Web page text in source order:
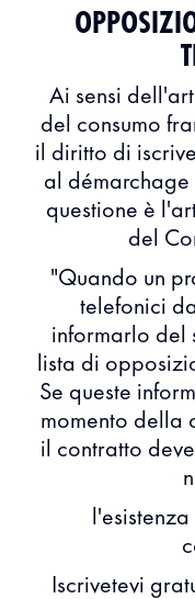
Ai sensi
del consumo
il diritto di
al
questione è
del
"Quando un
telefonici
informarlo del
lista di
Se queste
momento della
il contratto
Iscrivetevi